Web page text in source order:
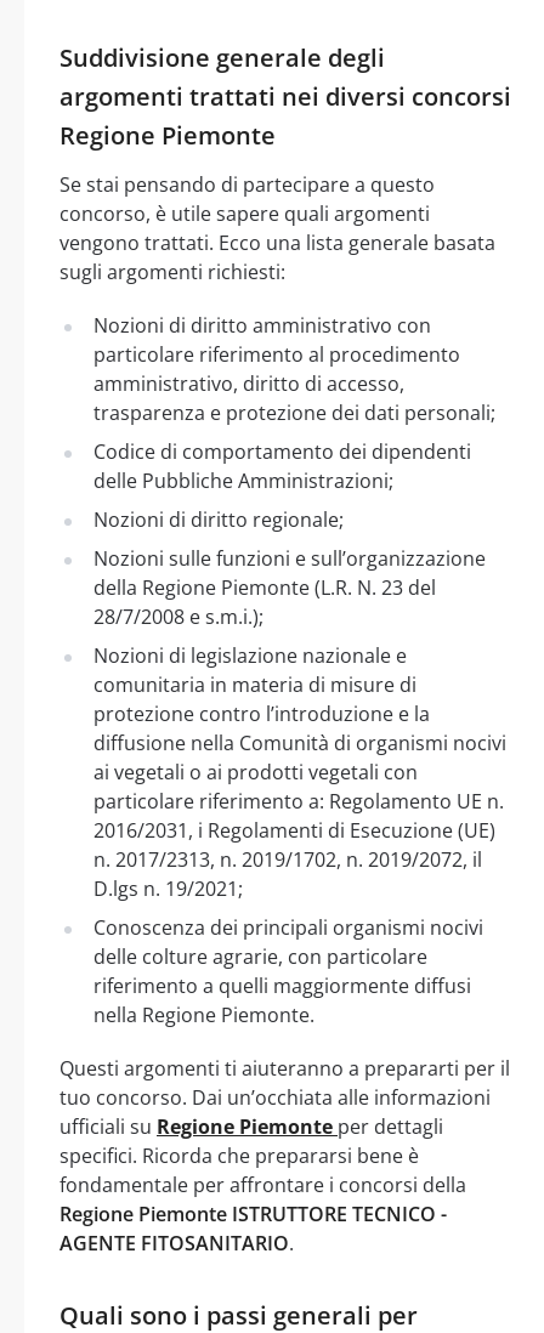
Suddivisione generale degli
argomenti trattati nei diversi concorsi
Regione Piemonte
Se stai pensando di partecipare a questo
concorso, è utile sapere quali argomenti
vengono trattati. Ecco una lista generale basata
sugli argomenti richiesti:
Nozioni di diritto amministrativo con
particolare riferimento al procedimento
amministrativo, diritto di accesso,
trasparenza e protezione dei dati personali;
Codice di comportamento dei dipendenti
delle Pubbliche Amministrazioni;
Nozioni di diritto regionale;
Nozioni sulle funzioni e sull’organizzazione
della Regione Piemonte (L.R. N. 23 del
28/7/2008 e s.m.i.);
Nozioni di legislazione nazionale e
comunitaria in materia di misure di
protezione contro l’introduzione e la
diffusione nella Comunità di organismi nocivi
ai vegetali o ai prodotti vegetali con
particolare riferimento a: Regolamento UE n.
2016/2031, i Regolamenti di Esecuzione (UE)
n. 2017/2313, n. 2019/1702, n. 2019/2072, il
D.lgs n. 19/2021;
Conoscenza dei principali organismi nocivi
delle colture agrarie, con particolare
riferimento a quelli maggiormente diffusi
nella Regione Piemonte.
Questi argomenti ti aiuteranno a prepararti per il
tuo concorso. Dai un’occhiata alle informazioni
ufficiali su Regione Piemonte per dettagli
specifici. Ricorda che prepararsi bene è
fondamentale per affrontare i concorsi della
Regione Piemonte ISTRUTTORE TECNICO -
AGENTE FITOSANITARIO.
Quali sono i passi generali per